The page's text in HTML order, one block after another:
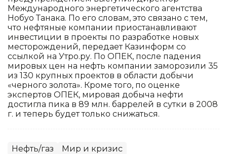
Международного энергетического агентства
Нобуо Танака. По его словам, это связано с тем,
что нефтяные компании приостанавливают
инвестиции в проекты по разработке новых
месторождений, передает Казинформ со
ссылкой на Утро.ру. По ОПЕК, после падения
мировых цен на нефть компании заморозили 35
из 130 крупных проектов в области добычи
«черного золота». Кроме того, по оценке
экспертов ОПЕК, мировая добыча нефти
достигла пика в 89 млн. баррелей в сутки в 2008
г. и теперь будет только снижаться.
Нефть/газ Мир и кризис